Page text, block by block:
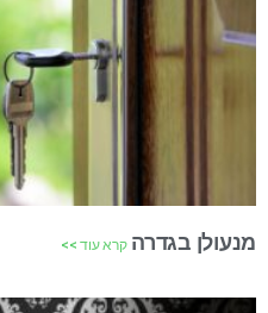
מנעולן בגדרהקרא עוד >>